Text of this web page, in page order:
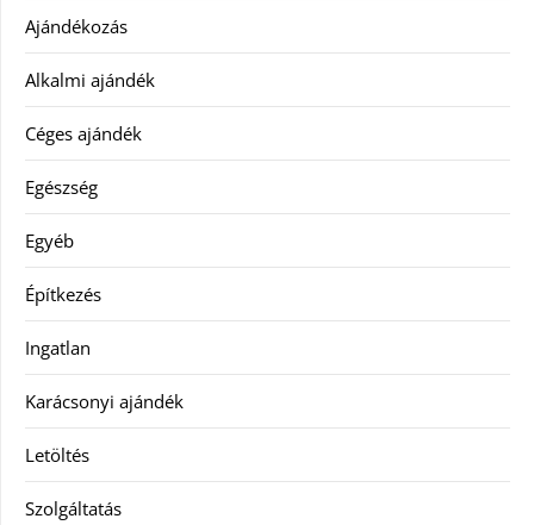
Ajándékozás
Alkalmi ajándék
Céges ajándék
Egészség
Egyéb
Építkezés
Ingatlan
Karácsonyi ajándék
Letöltés
Szolgáltatás